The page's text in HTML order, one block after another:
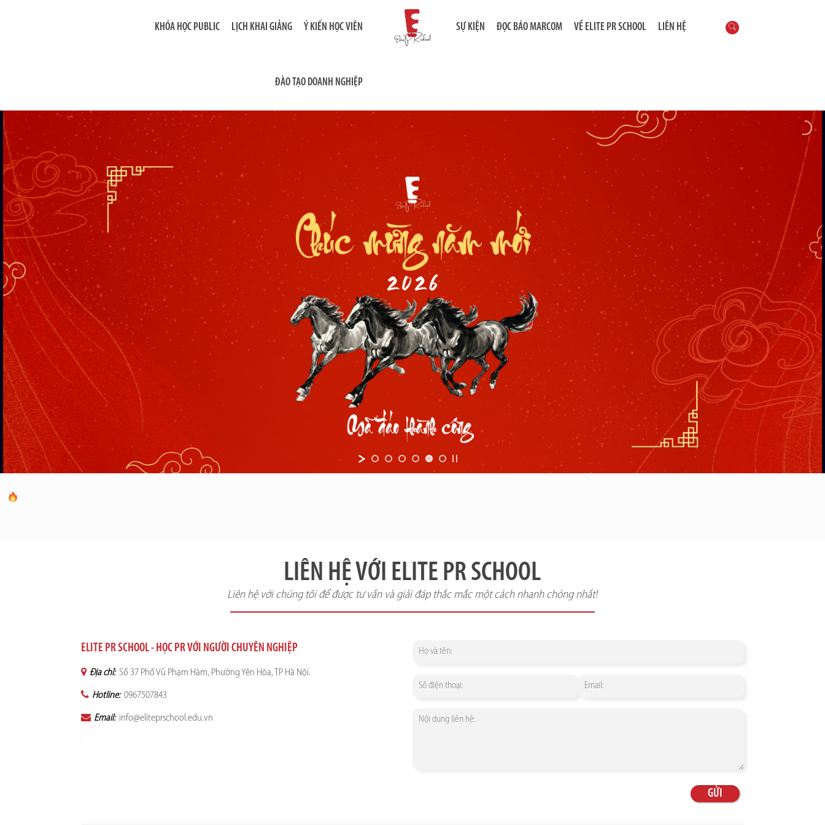
KHÓA HỌC PUBLIC LỊCH KHAI GIẢNG Ý KIẾN HỌC VIÊN
ĐÀO TẠO DOANH NGHIỆP
SỰ KIỆN ĐỌC BÁO MARCOM VỀ ELITE PR SCHOOL LIÊN HỆ
LIÊN HỆ VỚI ELITE PR SCHOOL
Liên hệ với chúng tôi để được tư vấn và giải đáp thắc mắc một cách nhanh chóng nhất!
ELITE PR SCHOOL - HỌC PR VỚI NGƯỜI CHUYÊN NGHIỆP
Địa chỉ: Số 37 Phố Vũ Phạm Hàm, Phường Yên Hòa, TP Hà Nội.
Hotline: 0967507843
Email: info@eliteprschool.edu.vn